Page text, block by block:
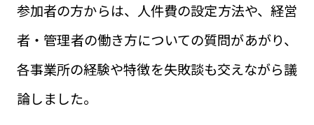
参加者の方からは、人件費の設定方法や、経営
者・管理者の働き方についての質問があがり、
各事業所の経験や特徴を失敗談も交えながら議
論しました。